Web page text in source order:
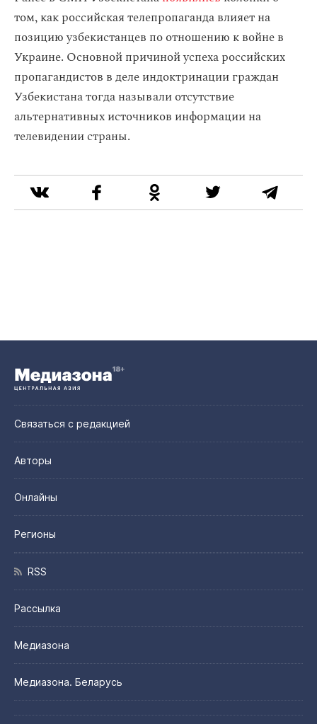
том, как российская телепропаганда влияет на
позицию узбекистанцев по отношению к войне в
Украине. Основной причиной успеха российских
пропагандистов в деле индоктринации граждан
Узбекистана тогда называли отсутствие
альтернативных источников информации на
телевидении страны.
Связаться с редакцией
Авторы
Онлайны
Регионы
RSS
Рассылка
Медиазона
Медиазона. Беларусь